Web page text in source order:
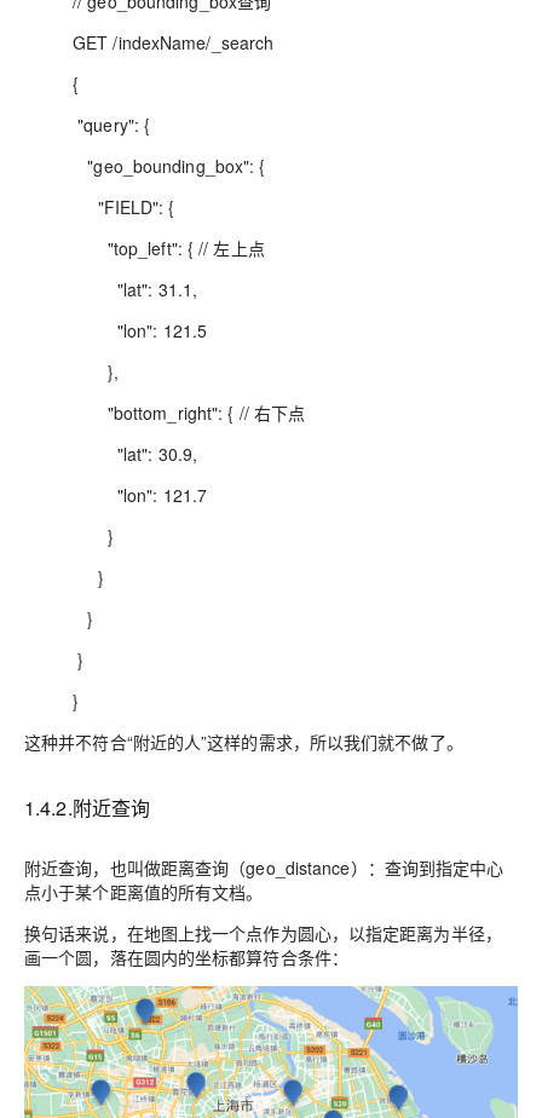
GET /indexName/_search
{
"query": {
"geo_bounding_box": {
"FIELD": {
"top_left": { // 左上点
"lat": 31.1,
"lon": 121.5
},
"bottom_right": { // 右下点
"lat": 30.9,
"lon": 121.7
}
}
}
}
}
这种并不符合“附近的人”这样的需求，所以我们就不做了。
1.4.2.附近查询
附近查询，也叫做距离查询（geo_distance）：查询到指定中心
点小于某个距离值的所有文档。
换句话来说，在地图上找一个点作为圆心，以指定距离为半径，
画一个圆，落在圆内的坐标都算符合条件：